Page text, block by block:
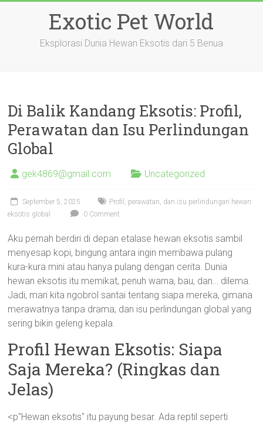
Exotic Pet World
Eksplorasi Dunia Hewan Eksotis dari 5 Benua
Di Balik Kandang Eksotis: Profil,
Perawatan dan Isu Perlindungan
Global
gek4869@gmail.com Uncategorized
September 5, 2025
Profil, perawatan, dan isu perlindungan hewan
eksotis global
0 Comment
Aku pernah berdiri di depan etalase hewan eksotis sambil
menyesap kopi, bingung antara ingin membawa pulang
kura-kura mini atau hanya pulang dengan cerita. Dunia
hewan eksotis itu memikat, penuh warna, bau, dan… dilema.
Jadi, mari kita ngobrol santai tentang siapa mereka, gimana
merawatnya tanpa drama, dan isu perlindungan global yang
sering bikin geleng kepala.
Profil Hewan Eksotis: Siapa
Saja Mereka? (Ringkas dan
Jelas)
<p"Hewan eksotis" itu payung besar. Ada reptil seperti